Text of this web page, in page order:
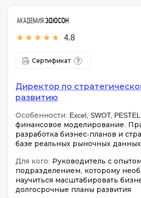
4.8
Сертификат
Директор по
развитию
Особенности: Excel, SWOT,
финансовое моделирование.
разработка бизнес-планов и
базе реальных рыночных данных
Для кого: Руководитель с
подразделением, которому
научиться масштабировать
долгосрочные планы развития